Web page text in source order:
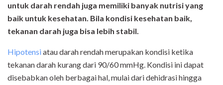
untuk darah rendah juga memiliki banyak nutrisi yang
baik untuk kesehatan. Bila kondisi kesehatan baik,
tekanan darah juga bisa lebih stabil.
Hipotensiatau darah rendah merupakan kondisi ketika
tekanan darah kurang dari 90/60 mmHg. Kondisi ini dapat
disebabkan oleh berbagai hal, mulai dari dehidrasi hingga